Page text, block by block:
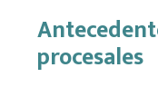
procesales